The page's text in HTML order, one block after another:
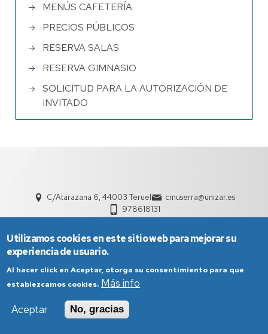
MENÚS CAFETERÍA
PRECIOS PÚBLICOS
RESERVA SALAS
RESERVA GIMNASIO
SOLICITUD PARA LA AUTORIZACIÓN DE
INVITADO
C/Atarazana 6, 44003 Teruel
cmuserra@unizar.es
978618131
Aviso Legal
Condiciones generales de uso
Política de Privacidad
Utilizamos cookies en este sitio web para mejorar su
experiencia de usuario.
Al hacer click en Aceptar, otorga su consentimiento para que
establezcamos cookies. Más info
Aceptar
No, gracias